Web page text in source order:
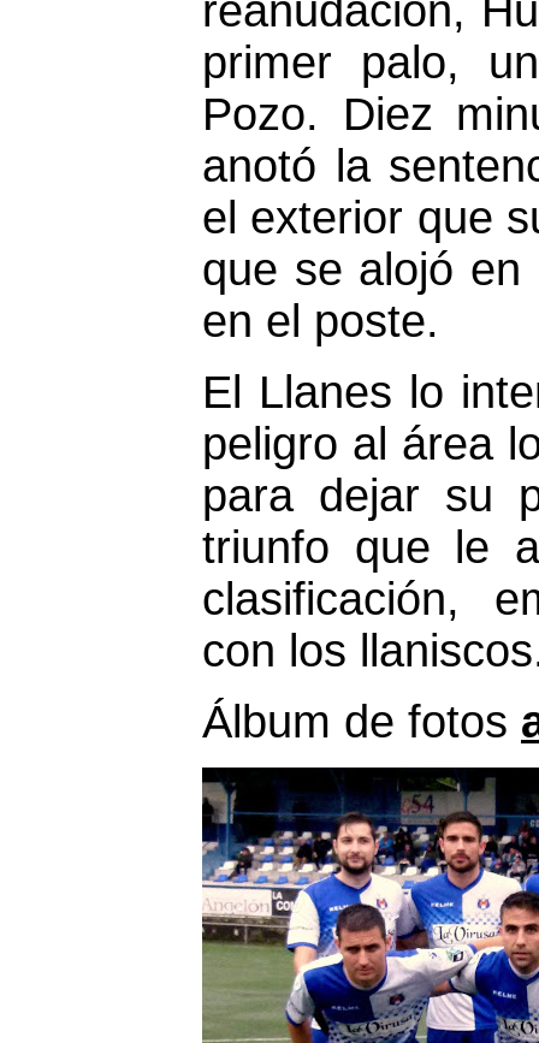
reanudación,
primer palo,
Pozo. Diez
anotó la
el exterior que
que se alojó en
en el poste.
El Llanes lo
peligro al área
para dejar su
triunfo que le
clasificación,
con los
Álbum de fotos